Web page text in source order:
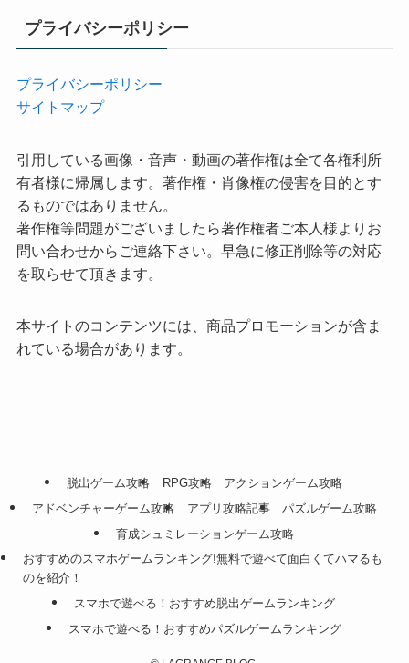
プライバシーポリシー
プライバシーポリシー
サイトマップ
引用している画像・音声・動画の著作権は全て各権利所
有者様に帰属します。著作権・肖像権の侵害を目的とす
るものではありません。
著作権等問題がございましたら著作権者ご本人様よりお
問い合わせからご連絡下さい。早急に修正削除等の対応
を取らせて頂きます。
本サイトのコンテンツには、商品プロモーションが含ま
れている場合があります。
脱出ゲーム攻略 RPG攻略
アクションゲーム攻略
アドベンチャーゲーム攻略
アプリ攻略記事
パズルゲーム攻略
育成シュミレーションゲーム攻略
おすすめのスマホゲームランキング!無料で遊べて面白くてハマるも
のを紹介！
スマホで遊べる！おすすめ脱出ゲームランキング
スマホで遊べる！おすすめパズルゲームランキング